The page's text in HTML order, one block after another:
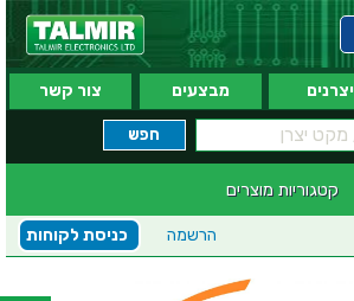
יצרנים מבצעים צור קשר
קטגוריות מוצרים
כניסת לקוחות הרשמה